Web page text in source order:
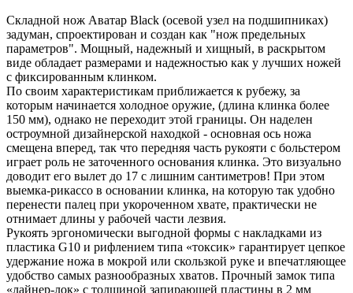
Складной нож Аватар Black (осевой узел на подшипниках)
задуман, спроектирован и создан как "нож предельных
параметров". Мощный, надежный и хищный, в раскрытом
виде обладает размерами и надежностью как у лучших ножей
с фиксированным клинком.
По своим характеристикам приближается к рубежу, за
которым начинается холодное оружие, (длина клинка более
150 мм), однако не переходит этой границы. Он наделен
остроумной дизайнерской находкой - основная ось ножа
смещена вперед, так что передняя часть рукояти с больстером
играет роль не заточенного основания клинка. Это визуально
доводит его вылет до 17 с лишним сантиметров! При этом
выемка-рикассо в основании клинка, на которую так удобно
перенести палец при укороченном хвате, практически не
отнимает длины у рабочей части лезвия.
Рукоять эргономически выгодной формы с накладками из
пластика G10 и рифлением типа «токсик» гарантирует цепкое
удержание ножа в мокрой или скользкой руке и впечатляющее
удобство самых разнообразных хватов. Прочный замок типа
«лайнер-лок» с толщиной запирающей пластины в 2 мм